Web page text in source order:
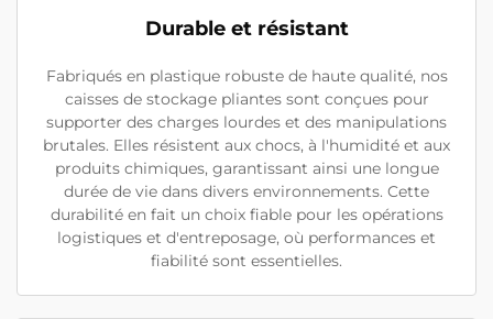
Durable et résistant
Fabriqués en plastique robuste de haute qualité, nos
caisses de stockage pliantes sont conçues pour
supporter des charges lourdes et des manipulations
brutales. Elles résistent aux chocs, à l'humidité et aux
produits chimiques, garantissant ainsi une longue
durée de vie dans divers environnements. Cette
durabilité en fait un choix fiable pour les opérations
logistiques et d'entreposage, où performances et
fiabilité sont essentielles.